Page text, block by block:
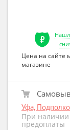
Цена на сайте
магазине
Уфа,
При наличии
предоплаты